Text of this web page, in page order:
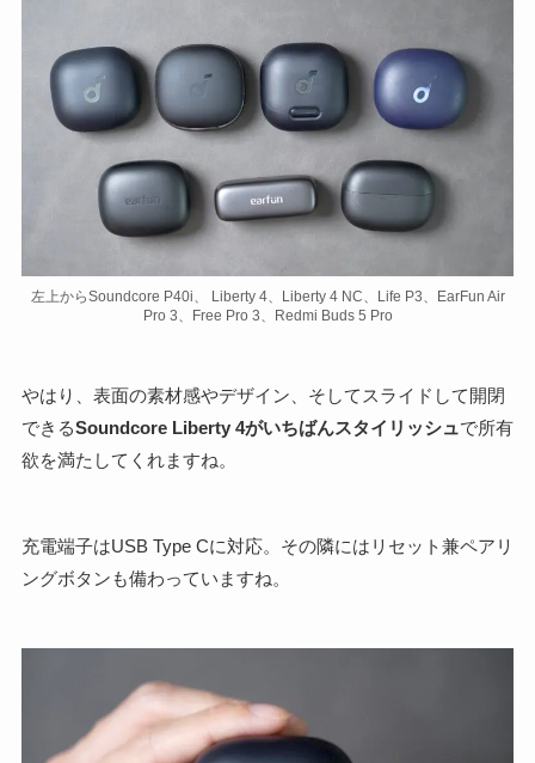
左上からSoundcore P40i、 Liberty 4、Liberty 4 NC、Life P3、EarFun Air
Pro 3、Free Pro 3、Redmi Buds 5 Pro
やはり、表面の素材感やデザイン、そしてスライドして開閉
できるSoundcore Liberty 4がいちばんスタイリッシュで所有
欲を満たしてくれますね。
充電端子はUSB Type Cに対応。その隣にはリセット兼ペアリ
ングボタンも備わっていますね。